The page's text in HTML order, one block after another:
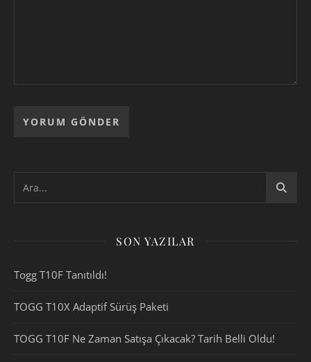
SON YAZILAR
Togg T10F Tanıtıldı!
TOGG T10X Adaptif Sürüş Paketi
TOGG T10F Ne Zaman Satışa Çıkacak? Tarih Belli Oldu!